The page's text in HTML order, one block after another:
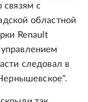
с
областной
Renault
следовал в